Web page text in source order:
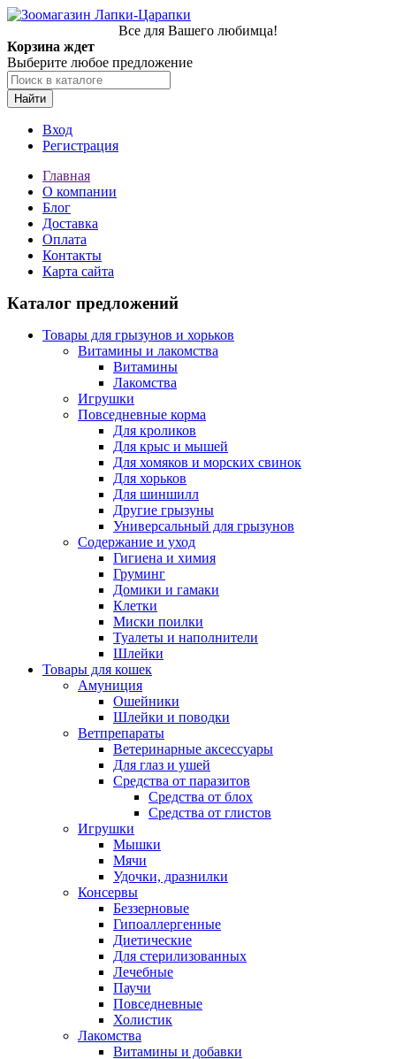
Все для Вашего любимца!
Корзина ждет
Выберите любое предложение
Найти
Вход
Регистрация
Главная
О компании
Блог
Доставка
Оплата
Контакты
Карта сайта
Каталог предложений
Товары для грызунов и хорьков
Витамины и лакомства
Витамины
Лакомства
Игрушки
Повседневные корма
Для кроликов
Для крыс и мышей
Для хомяков и морских свинок
Для хорьков
Для шиншилл
Другие грызуны
Универсальный для грызунов
Содержание и уход
Гигиена и химия
Груминг
Домики и гамаки
Клетки
Миски поилки
Туалеты и наполнители
Шлейки
Товары для кошек
Амуниция
Ошейники
Шлейки и поводки
Ветпрепараты
Ветеринарные аксессуары
Для глаз и ушей
Средства от паразитов
Средства от блох
Средства от глистов
Игрушки
Мышки
Мячи
Удочки, дразнилки
Консервы
Беззерновые
Гипоаллергенные
Диетические
Для стерилизованных
Лечебные
Паучи
Повседневные
Холистик
Лакомства
Витамины и добавки